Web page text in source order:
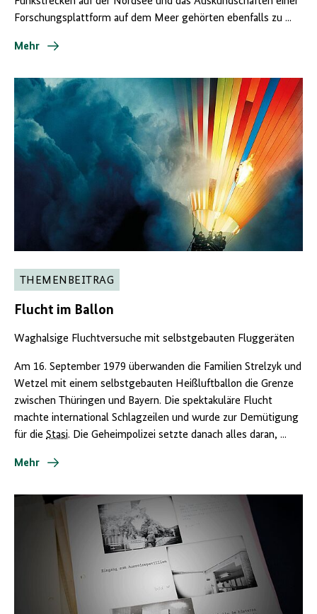
Forschungsplattform auf dem Meer gehörten ebenfalls zu ...
Mehr
THEMENBEITRAG
Flucht im Ballon
Waghalsige Fluchtversuche mit selbstgebauten Fluggeräten
Am 16. September 1979 überwanden die Familien Strelzyk und
Wetzel mit einem selbstgebauten Heißluftballon die Grenze
zwischen Thüringen und Bayern. Die spektakuläre Flucht
machte international Schlagzeilen und wurde zur Demütigung
für die Stasi. Die Geheimpolizei setzte danach alles daran, ...
Mehr